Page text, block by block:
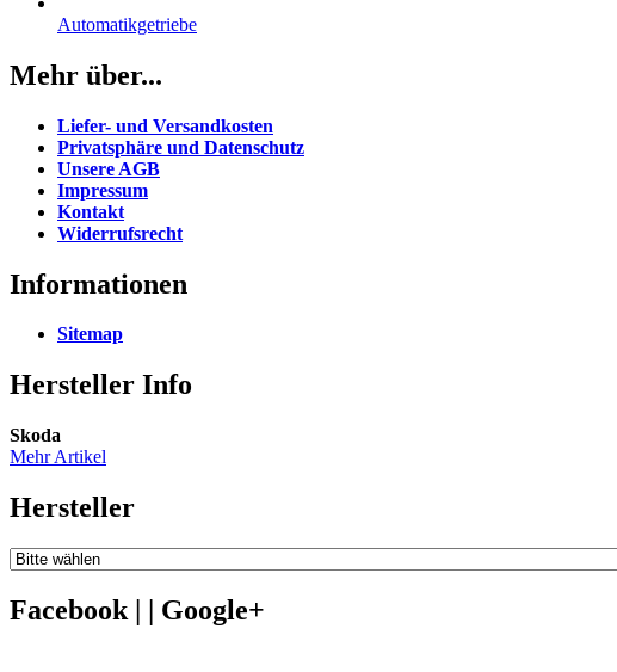
Automatikgetriebe
Mehr über...
Liefer- und Versandkosten
Privatsphäre und Datenschutz
Unsere AGB
Impressum
Kontakt
Widerrufsrecht
Informationen
Sitemap
Hersteller Info
Skoda
Mehr Artikel
Hersteller
Facebook | | Google+